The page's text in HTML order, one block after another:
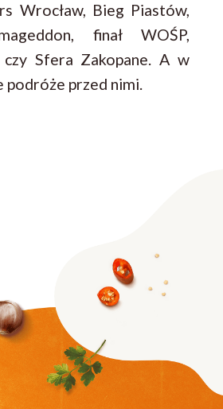
Wrocław, Bieg Piastów,
finał WOŚP,
Sfera Zakopane. A w
podróże przed nimi.